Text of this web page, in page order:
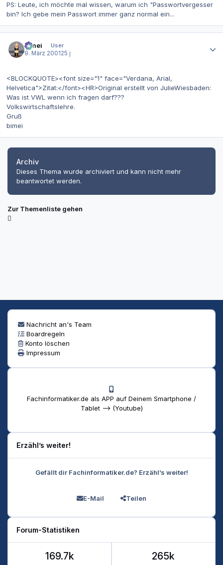
PS: Leute, ich möchte mal wissen, warum ich "Passwortvergesser
bin? Ich gebe mein Passwort immer ganz normal ein...
bimei
User
9. März 2001 25 j
<BLOCKQUOTE><font size="1" face="Verdana, Arial,
Helvetica">Zitat:</font><HR>Original erstellt von JulieWiesbaden:
Was ist VWL wenn ich fragen darf???
Volkswirtschaftslehre.
Gruß
bimei
Archiv
Dieses Thema wurde archiviert und kann nicht mehr
beantwortet werden.
Zur Themenliste gehen
Nachricht an's Team
Boardregeln
Konto löschen
Impressum
Fachinformatiker.de als APP auf Deinem Smartphone /
Tablet --> (Youtube)
Erzähl’s weiter!
Gefällt dir Fachinformatiker.de? Erzähl’s weiter!
E-Mail Teilen
Forum-Statistiken
169.7k 265k